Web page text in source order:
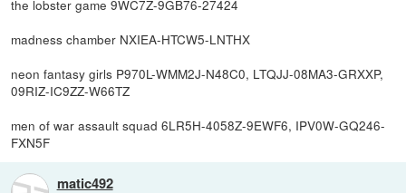
the lobster game 9WC7Z-9GB76-27424
madness chamber NXIEA-HTCW5-LNTHX
neon fantasy girls P970L-WMM2J-N48C0, LTQJJ-08MA3-GRXXP,
09RIZ-IC9ZZ-W66TZ
men of war assault squad 6LR5H-4058Z-9EWF6, IPV0W-GQ246-
FXN5F
matic492